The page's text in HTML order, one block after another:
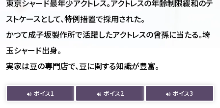
東京シャード最年少アクトレス。アクトレスの年齢制限緩和のテ
ストケースとして、特例措置で採用された。
かつて成子坂製作所で活躍したアクトレスの曾孫に当たる。埼
玉シャード出身。
実家は豆の専門店で、豆に関する知識が豊富。
ボイス1 ボイス2 ボイス3